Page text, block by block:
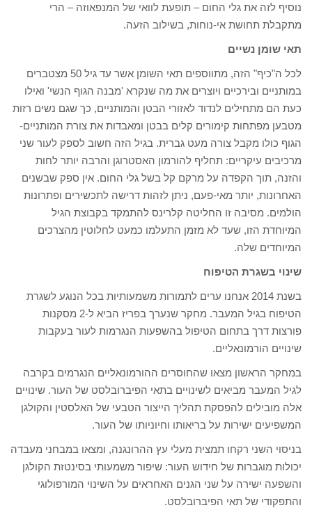
נוסיף לזה את גלי החום – תופעת לוואי של המנפאוזה – הרי
מתקבלת תחושת אי-נוחות, בשילוב הזעה.
תאי שומן נשיים
לכל ה"כיף" הזה, מתווספים תאי השומן אשר עד גיל 50 מצטברים
במותניים ובירכיים ויוצרים את מה שנקרא 'מבנה הגוף הנשי' ואילו
כעת הם מתחילים לנדוד לאזורי הבטן והמותניים, כך שגם נשים רזות
מטבען מפתחות קימורים קלים בבטן ומאבדות את צורת המותניים-
הגוף כולו מקבל צורה מעט גברית. בגיל הזה חשוב לספק לעור שני
מרכיבים עיקריים: תחליף להורמון האסטרוגן והרבה יותר לחות
והזנה, תוך הקפדה על מרקם קל בשל גלי החום. אין ספק שבשנים
האחרונות, יותר מאי-פעם, ניתן לזהות דרישה לתכשירים ופתרונות
הולמים. מסיבה זו החליטה קלרינס להתמקד בקבוצת הגיל
המיוחדת הזו, שעד לא מזמן התעלמו כמעט לחלוטין מהצרכים
המיוחדים שלה.
שינוי בשגרת הטיפוח
בשנת 2014 אנחנו ערים לתמורות משמעותיות בכל הנוגע לשגרת
הטיפוח בגיל המעבר. מחקר שנערך בפריז הביא ל-2 מסקנות
פורצות דרך בתחום הטיפול בהשפעות הנגרמות לעור בעקבות
שינויים הורמונאליים.
במחקר הראשון מצאו שהחוסרים ההורמונאליים הנגרמים בקרבה
לגיל המעבר מביאים לשינויים בתאי הפיברובלסט של העור. שינויים
אלה מובילים להפסקת תהליך הייצור הטבעי של האלסטין והקולגן
המשפיעים ישירות על בריאותו וחיוניותו של העור.
בניסוי השני רקחו תמצית מעלי עץ ההרונגנה, ומצאו במבחני מעבדה
יכולות מוגברות של חידוש העור: שיפור משמעותי בסינטזת הקולגן
והשפעה ישירה על שני הגנים האחראים על השינוי המורפולוגי
והתפקודי של תאי הפיברובלסט.